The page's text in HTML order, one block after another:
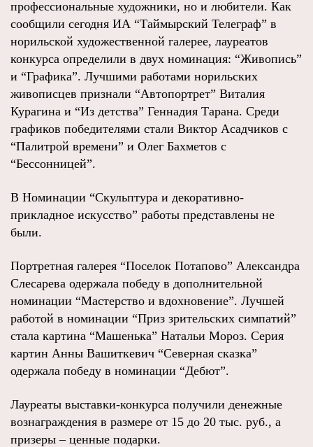
профессиональные художники, но и любители. Как
сообщили сегодня ИА “Таймырский Телеграф” в
норильской художественной галерее, лауреатов
конкурса определили в двух номинация: “Живопись”
и “Графика”. Лучшими работами норильских
живописцев признали “Автопортрет” Виталия
Курагина и “Из детства” Геннадия Тарана. Среди
графиков победителями стали Виктор Асадчиков с
“Палитрой времени” и Олег Бахметов с
“Бессонницей”.
В Номинации “Скульптура и декоративно-
прикладное искусство” работы представлены не
были.
Портретная галерея “Поселок Потапово” Александра
Слесарева одержала победу в дополнительной
номинации “Мастерство и вдохновение”. Лучшей
работой в номинации “Приз зрительских симпатий”
стала картина “Машенька” Натальи Мороз. Серия
картин Анны Вашиткевич “Северная сказка”
одержала победу в номинации “Дебют”.
Лауреаты выставки-конкурса получили денежные
вознаграждения в размере от 15 до 20 тыс. руб., а
призеры – ценные подарки.